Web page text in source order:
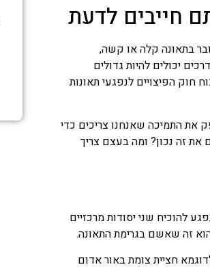
חייבים לדעת
בתאונה קלה או קשה,
יכולים להיות גדולים
חוק הפיצויים לנפגעי תאונות
את התמיכה שאנחנו צריכים כדי
זה נכון? ומה בעצם צריך
להוכיח שני יסודות מרכזיים
זה שאשם בגרימת התאונה.
חציית צומת באור אדום